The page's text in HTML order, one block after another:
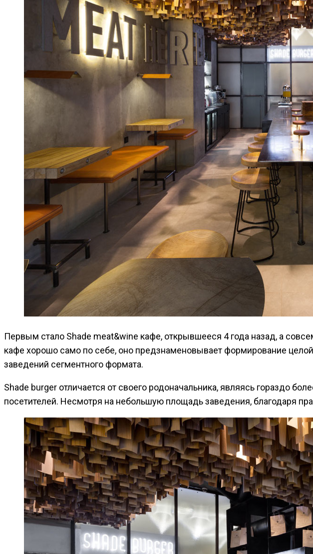
Первым стало Shade meat&wine кафе, открывшееся 4 года назад, а
кафе хорошо само по себе, оно предзнаменовывает формирование
заведений сегментного формата.
Shade burger отличается от своего родоначальника, являясь гораздо
посетителей. Несмотря на небольшую площадь заведения, благодаря